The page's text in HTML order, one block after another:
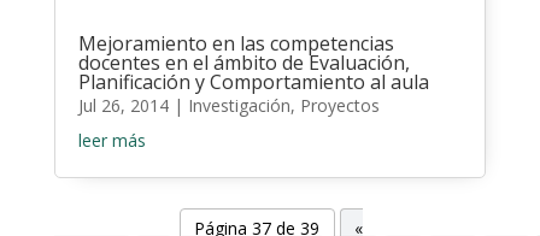
Mejoramiento en las competencias
docentes en el ámbito de Evaluación,
Planificación y Comportamiento al aula
Jul 26, 2014| Investigación, Proyectos
leer más
Página 37 de 39
«